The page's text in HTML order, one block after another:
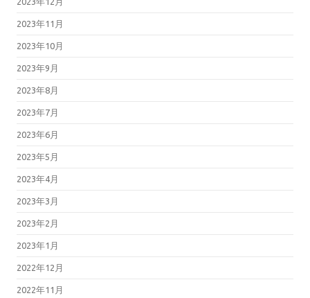
2023年11月
2023年10月
2023年9月
2023年8月
2023年7月
2023年6月
2023年5月
2023年4月
2023年3月
2023年2月
2023年1月
2022年12月
2022年11月